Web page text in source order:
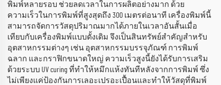
พิมพ์หลายรอบ ช่วยลดเวลาในการผลิตอย่างมาก ด้วย
ความเร็วในการพิมพ์ที่สูงสุดถึง 300 เมตรต่อนาที เครื่องพิมพ์นี้
สามารถจัดการวัสดุปริมาณมากได้ภายในเวลาอันสั้นเมื่อ
เทียบกับเครื่องพิมพ์แบบดั้งเดิม จึงเป็นสินทรัพย์สำคัญสำหรับ
อุตสาหกรรมต่างๆ เช่น อุตสาหกรรมบรรจุภัณฑ์ การพิมพ์
ฉลาก และกราฟิกขนาดใหญ่ ความเร็วสูงนี้ยังได้รับการเสริม
ด้วยระบบ UV curing ที่ทำให้หมึกแห้งทันทีหลังจากการพิมพ์ ซึ่ง
ไม่เพียงแค่ป้องกันการเลอะเปรอะเปื้อนและทำให้วัสดุที่พิมพ์